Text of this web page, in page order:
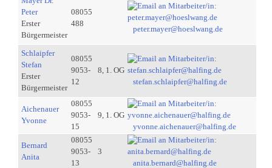
Peter
Erster
Bürgermeister
08055
488
peter.mayer@hoeslwang.de
Schlaipfer
Stefan
Erster
Bürgermeister
08055
9053-
12
8, 1. OG
stefan.schlaipfer@halfing.de
Aichenauer
Yvonne
08055
9053-
15
9, 1. OG
yvonne.aichenauer@halfing.de
Bernard
Anita
08055
9053-
13
3
anita.bernard@halfing.de